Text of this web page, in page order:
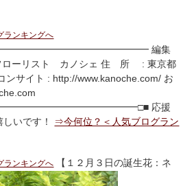
ランキングへ
編集
ーリスト カノシェ 住 所 : 東京都
ンサイト : http://www.kanoche.com/ お
応援
いです！ ⇒今何位？＜人気ブログラン
ランキングへ 【１２月３日の誕生花：ネ